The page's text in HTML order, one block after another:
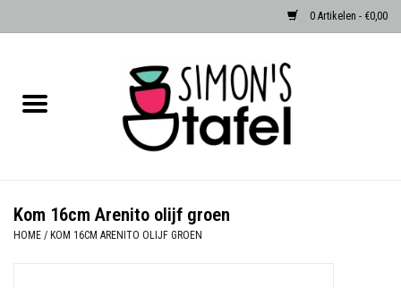
0 Artikelen - €0,00
Albast waxinehouders van Zenza
Kom 16cm Arenito olijf groen
HOME / KOM 16CM ARENITO OLIJF GROEN